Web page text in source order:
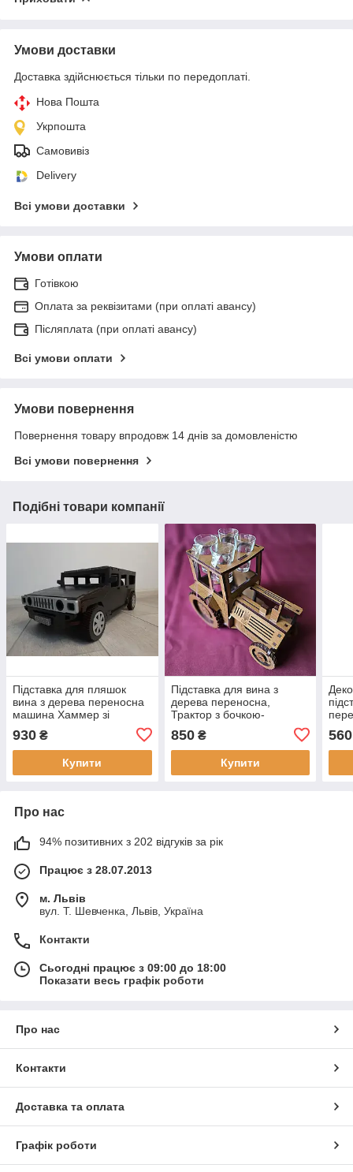
Умови доставки
Доставка здійснюється тільки по передоплаті.
Нова Пошта
Укрпошта
Самовивіз
Delivery
Всі умови доставки
Умови оплати
Готівкою
Оплата за реквізитами (при оплаті авансу)
Післяплата (при оплаті авансу)
Всі умови оплати
Умови повернення
Повернення товару впродовж 14 днів за домовленістю
Всі умови повернення
Подібні товари компанії
Підставка для пляшок
вина з дерева переносна
машина Хаммер зі
930 ₴
Купити
Підставка для вина з
дерева переносна,
Трактор з бочкою-
Хатинка
850₴
Купити
560
Про нас
94% позитивних з 202 відгуків за рік
Працює з 28.07.2013
м. Львів
вул. Т. Шевченка, Львів, Україна
Контакти
Сьогодні працює з 09:00 до 18:00
Показати весь графік роботи
Про нас
Контакти
Доставка та оплата
Графік роботи